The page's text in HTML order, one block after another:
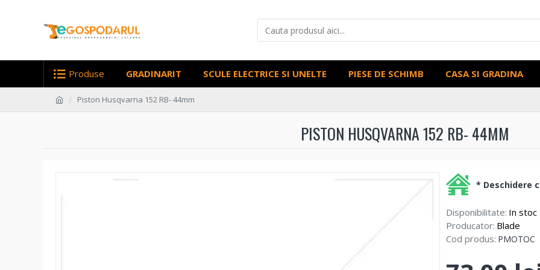
Produse GRADINARIT SCULE ELECTRICE SI UNELTE PIESE DE SCHIMB CASA SI GRADINA
Piston Husqvarna 152 RB- 44mm
PISTON HUSQVARNA 152 RB- 44MM
Disponibilitate: In stoc
Producator: Blade
Cod produs: PMOTOC
* Deschidere